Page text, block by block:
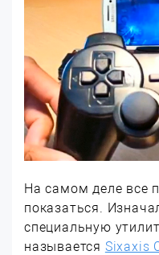
На самом деле все
показаться.
специальную
называется Sixaxis